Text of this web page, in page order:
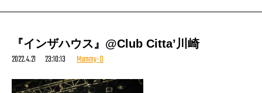
Creepy Nuts主催の２マンLIVE
よいしょー！！！
『インザハウス』@Club Citta’川崎
2022.4.21 23:10:13 Mummy-D